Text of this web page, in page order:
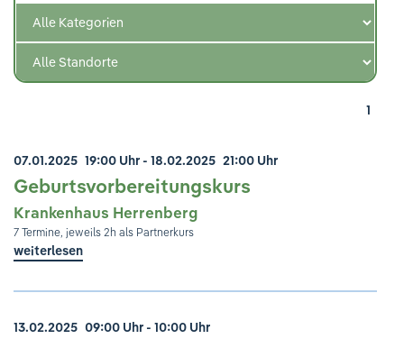
Standorte & Kontakt
Ihre Meinung ist uns wichtig!
1
07.01.2025 19:00 Uhr - 18.02.2025 21:00 Uhr
Geburtsvorbereitungskurs
Krankenhaus Herrenberg
7 Termine, jeweils 2h als Partnerkurs
weiterlesen
13.02.2025 09:00 Uhr - 10:00 Uhr